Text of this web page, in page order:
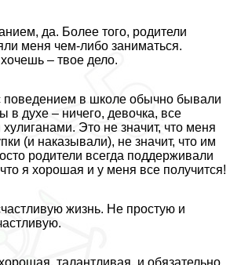
да. Более того, родители
меня чем-либо заниматься.
– твое дело.
в школе обычно бывали
в духе – ничего, дeвoчка, все
Это не значит, что меня
(и наказывали), не значит, что им
родители всегда поддерживали
я хорошая и у меня все получится!
жизнь. Не простую и
талантливая, и обязательно